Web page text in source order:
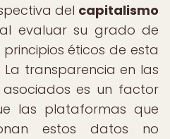
del capitalismo
evaluar su grado de
éticos de esta
transparencia en las
es un factor
las plataformas que
estos datos no